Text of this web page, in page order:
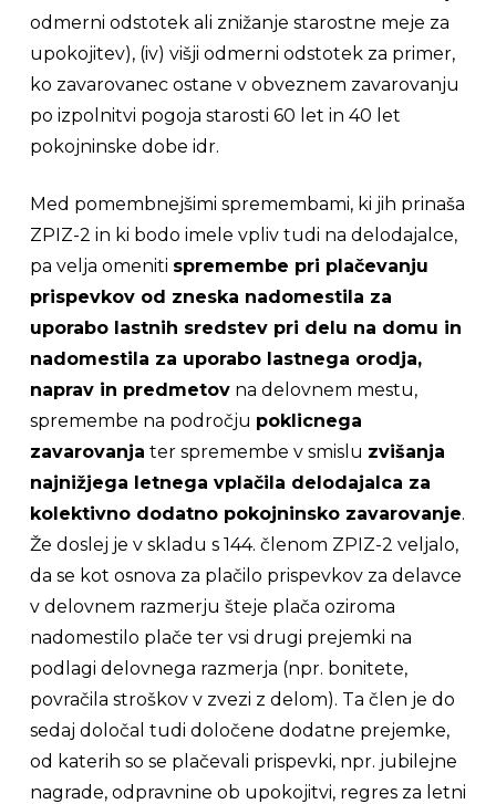
odmerni odstotek ali znižanje starostne meje za
upokojitev), (iv) višji odmerni odstotek za primer,
ko zavarovanec ostane v obveznem zavarovanju
po izpolnitvi pogoja starosti 60 let in 40 let
pokojninske dobe idr.
Med pomembnejšimi spremembami, ki jih prinaša
ZPIZ-2 in ki bodo imele vpliv tudi na delodajalce,
pa velja omeniti spremembe pri plačevanju
prispevkov od zneska nadomestila za
uporabo lastnih sredstev pri delu na domu in
nadomestila za uporabo lastnega orodja,
naprav in predmetovna delovnem mestu,
spremembe na področju poklicnega
zavarovanja ter spremembe v smislu zvišanja
najnižjega letnega vplačila delodajalca za
kolektivno dodatno pokojninsko zavarovanje.
Že doslej je v skladu s 144. členom ZPIZ-2 veljalo,
da se kot osnova za plačilo prispevkov za delavce
v delovnem razmerju šteje plača oziroma
nadomestilo plače ter vsi drugi prejemki na
podlagi delovnega razmerja (npr. bonitete,
povračila stroškov v zvezi z delom). Ta člen je do
sedaj določal tudi določene dodatne prejemke,
od katerih so se plačevali prispevki, npr. jubilejne
nagrade, odpravnine ob upokojitvi, regres za letni